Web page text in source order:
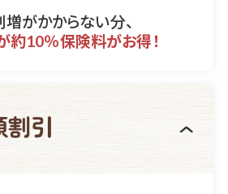
がかからない分、
約10％保険料がお得！